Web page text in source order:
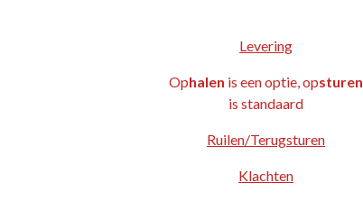
Levering
Ophalen is een optie, opsturen
is standaard
Ruilen/Terugsturen
Klachten